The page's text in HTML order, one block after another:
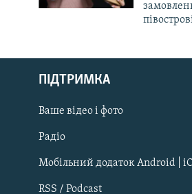
Русский
Qırımtatar
ДОЛУЧАЙСЯ!
ПІДТРИМКА
Ваше відео і фото
Радіо
Мобільний додаток Android |
RSS / Podcast